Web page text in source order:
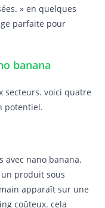
» en quelques
parfaite pour
banana
secteurs. voici quatre
potentiel.
avec nano banana.
produit sous
apparaît sur une
coûteux. cela